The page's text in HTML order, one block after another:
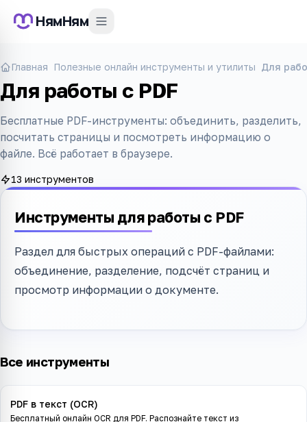
НямНям
Главная Полезные онлайн инструменты и утилиты Для
Для работы с PDF
Бесплатные PDF-инструменты: объединить, разделить,
посчитать страницы и посмотреть информацию о
файле. Всё работает в браузере.
13 инструментов
Инструменты для работы с PDF
Раздел для быстрых операций с PDF-файлами:
объединение, разделение, подсчёт страниц и
просмотр информации о документе.
Все инструменты
PDF в текст (OCR)
Бесплатный онлайн OCR для PDF. Распознайте текст из